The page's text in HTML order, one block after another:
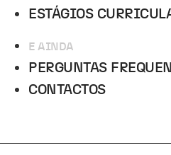
ESTÁGIOS
E AINDA
PERGUNTAS
CONTACTOS